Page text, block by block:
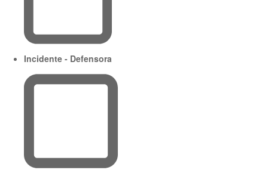
Incidente - Defensora